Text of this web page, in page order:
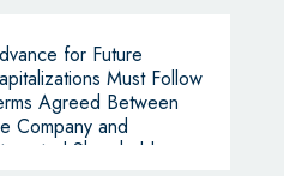
for Future
Must Follow
Agreed Between
Company and
Shareholders